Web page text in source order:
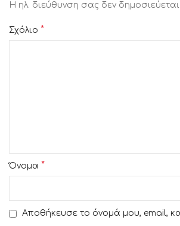
Η ηλ. διεύθυνση σας δεν δημοσιεύεται.
Σχόλιο *
Όνομα *
Αποθήκευσε το όνομά μου, email,